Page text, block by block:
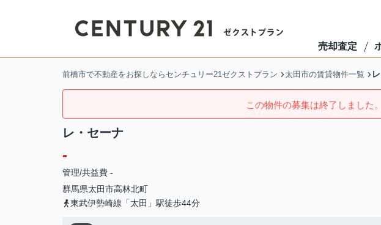
売却査定
前橋市で不動産をお探しならセンチュリー21ゼクストプラン 太田市の賃貸物件一覧
この物件の募集は終了しました。
レ・セーナ
-
管理/共益費 -
群馬県太田市高林北町
東武伊勢崎線「太田」駅徒歩44分